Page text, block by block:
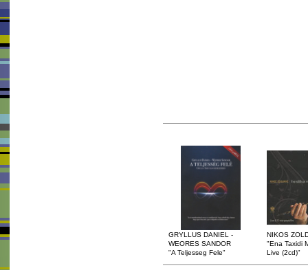
GRYLLUS DANIEL -
WEORES SANDOR
"A Teljesseg Fele"
NIKOS
"Ena Taxidi
Live (2cd)"